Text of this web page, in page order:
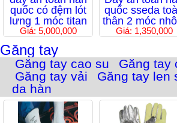
quốc có đệm lót
lưng 1 móc titan
Giá: 5,000,000
quốc sseda
thân 2 móc
Giá: 1,350,000
Găng tay
Găng tay cao su
Găng tay
Găng tay vải
Găng tay len
da hàn